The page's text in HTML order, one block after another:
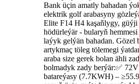
Bank üçin amatly bahadan
elektrik golf arabasyny
Elite F14 H4 kaşaňlygy,
hödürleýär - bularyň
laýyk gelýän bahadan. Gözel
artykmaç töleg tölemegi
araba size gerek bolan ähli
bolmadyk zady berýär:✅
batareýasy (7.7KWH) –